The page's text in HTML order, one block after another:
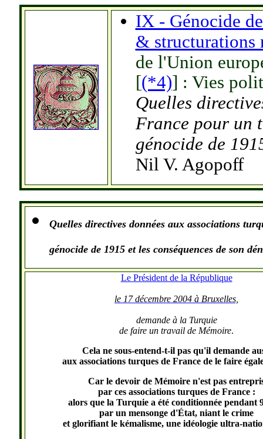
IX - Génocide
& structurations
de l'Union
[(*4)] : Vies
Quelles
France pour un
génocide de
Nil V. Agopoff
Quelles directives données aux associations
génocide de 1915 et les conséquences de son
Le Président de la République
le 17 décembre 2004 à Bruxelles,
demande à la Turquie
de faire un travail de Mémoire.
Cela ne sous-entend-t-il pas qu'il demande
aux associations turques de France de le faire
Car le devoir de Mémoire n'est pas
par ces associations turques de France :
alors que la Turquie a été conditionnée pendant
par un mensonge d'État, niant le crime
et glorifiant le kémalisme, une idéologie ultra-